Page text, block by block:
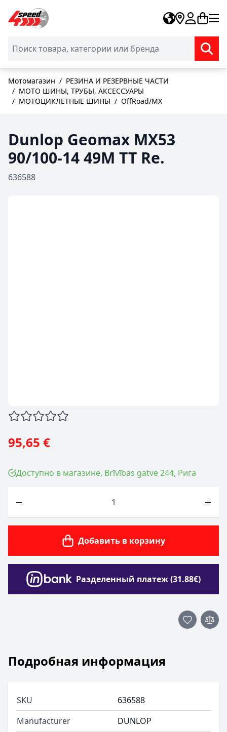
Skip to Content
Мотомагазин / РЕЗИНА И РЕЗЕРВНЫЕ ЧАСТИ
/ MOTO ШИНЫ, ТРУБЫ, АКСЕССУАРЫ
/ МОТОЦИКЛЕТНЫЕ ШИНЫ / OffRoad/MX
Dunlop Geomax MX53
90/100-14 49M TT Re.
636588
95,65 €
Доступно в магазине, Brīvības gatve 244, Рига
Добавить в корзину
Разделенный платеж (31.88€)
Подробная информация
SKU
636588
Manufacturer
DUNLOP